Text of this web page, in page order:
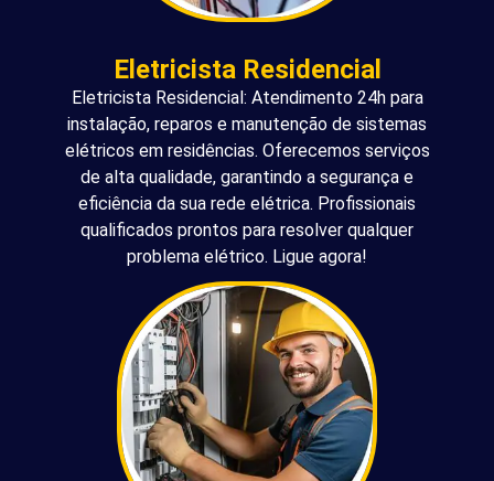
Eletricista Residencial
Eletricista Residencial: Atendimento 24h para
instalação, reparos e manutenção de sistemas
elétricos em residências. Oferecemos serviços
de alta qualidade, garantindo a segurança e
eficiência da sua rede elétrica. Profissionais
qualificados prontos para resolver qualquer
problema elétrico. Ligue agora!